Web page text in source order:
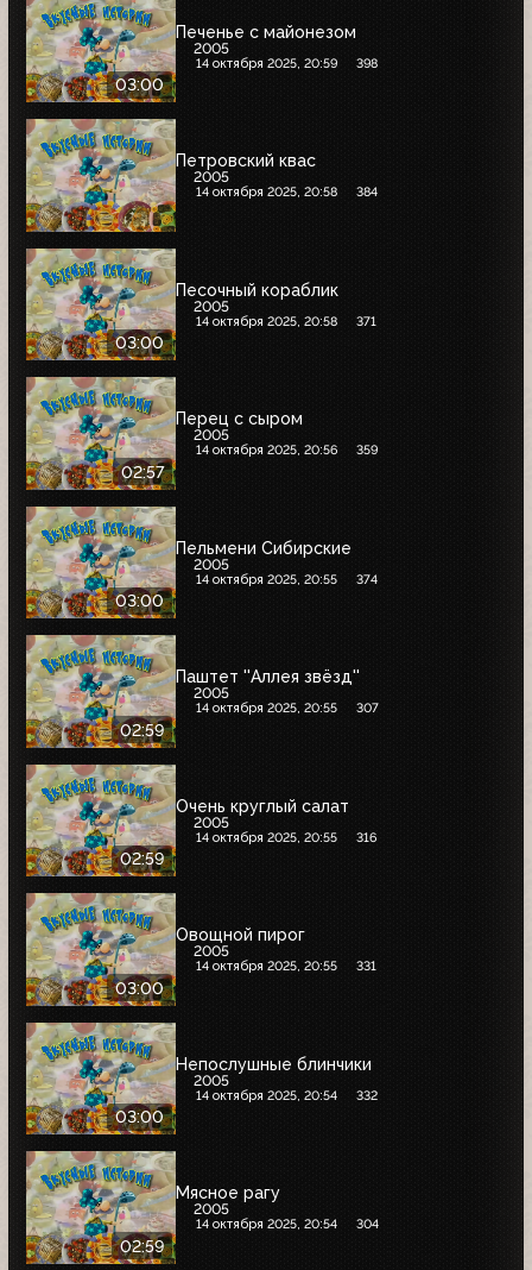
03:00
Печенье с майонезом
2005
14 октября 2025, 20:59 398
Петровский квас
2005
14 октября 2025, 20:58 384
03:00
Песочный кораблик
2005
14 октября 2025, 20:58 371
02:57
Перец с сыром
2005
14 октября 2025, 20:56 359
03:00
Пельмени Сибирские
2005
14 октября 2025, 20:55 374
02:59
Паштет ''Аллея звёзд''
2005
14 октября 2025, 20:55 307
02:59
Очень круглый салат
2005
14 октября 2025, 20:55 316
03:00
Овощной пирог
2005
14 октября 2025, 20:55 331
03:00
Непослушные блинчики
2005
14 октября 2025, 20:54 332
02:59
Мясное рагу
2005
14 октября 2025, 20:54 304